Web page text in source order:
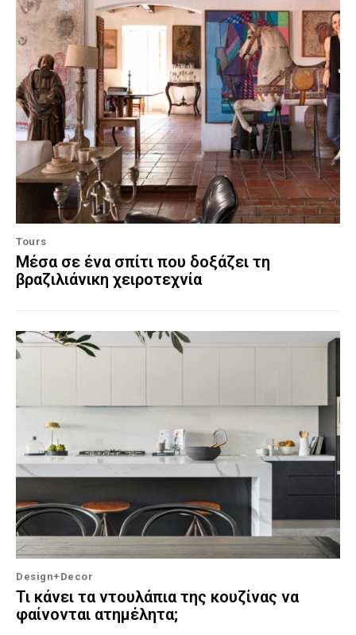
Tours
Μέσα σε ένα σπίτι που δοξάζει τη
βραζιλιάνικη χειροτεχνία
Design+Decor
Τι κάνει τα ντουλάπια της κουζίνας να
φαίνονται ατημέλητα;